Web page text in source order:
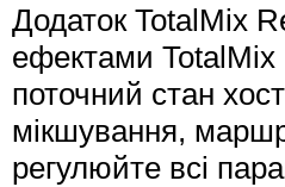
Додаток TotalMix
ефектами TotalMix
поточний стан
мікшування,
регулюйте всі